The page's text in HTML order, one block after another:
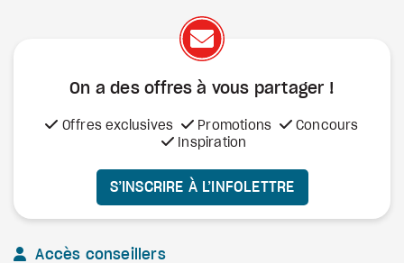
On a des offres à vous partager !
Offres exclusives Promotions
Concours
Inspiration
S’INSCRIRE À L’INFOLETTRE
Accès conseillers